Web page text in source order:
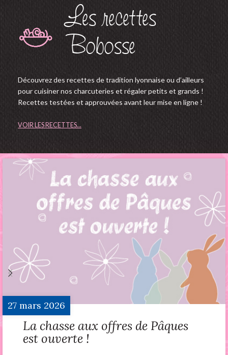
Les recettes
Bobosse
Découvrez des recettes de tradition lyonnaise ou d’ailleurs
pour cuisiner nos charcuteries et régaler petits et grands !
Recettes testées et approuvées avant leur mise en ligne !
VOIR LES RECETTES...
27mars 2026
La chasse aux offres de Pâques
est ouverte !